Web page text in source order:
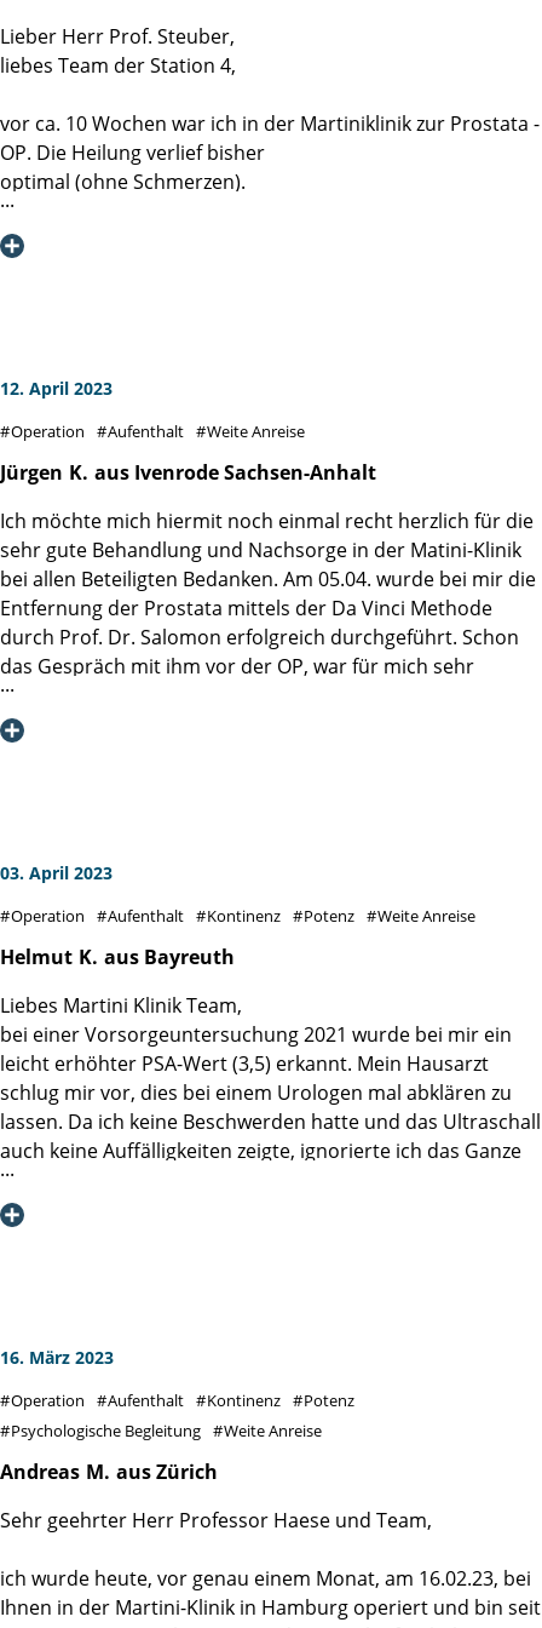
Satz kurz vor der Narkose "Ich passe auf Sie auf..." hat es
mir menschlich sehr viel leichter gemacht.
Dank an dieses außergewöhnliche Team.
Lieber Herr Prof. Steuber,
liebes Team der Station 4,
vor ca. 10 Wochen war ich in der Martiniklinik zur Prostata -
OP. Die Heilung verlief bisher
optimal (ohne Schmerzen).
Ich möchte mich bei Ihnen und Ihren Mitarbeitern sowohl
im OP, als auch auf der Station für die super Arbeit und
auch in dieser Qualität fortgeführt wird.
12. April 2023
Operation Aufenthalt Weite Anreise
Jürgen K. aus Ivenrode Sachsen-Anhalt
Ich möchte mich hiermit noch einmal recht herzlich für die
sehr gute Behandlung und Nachsorge in der Matini-Klinik
bei allen Beteiligten Bedanken. Am 05.04. wurde bei mir die
Entfernung der Prostata mittels der Da Vinci Methode
durch Prof. Dr. Salomon erfolgreich durchgeführt. Schon
das Gespräch mit ihm vor der OP, war für mich sehr
beruhigend. Unmittelbar nach der OP, rief Prof. Dr.
Salomon bei meiner Frau an und erklärte ihr kurz den
Mitarbeiter.
Martini-Klinik eine sehr gute Entscheidung war.
03. April 2023
Operation Aufenthalt Kontinenz Potenz Weite Anreise
Helmut K. aus Bayreuth
Liebes Martini Klinik Team,
bei einer Vorsorgeuntersuchung 2021 wurde bei mir ein
leicht erhöhter PSA-Wert (3,5) erkannt. Mein Hausarzt
schlug mir vor, dies bei einem Urologen mal abklären zu
lassen. Da ich keine Beschwerden hatte und das Ultraschall
auch keine Auffälligkeiten zeigte, ignorierte ich das Ganze
erst mal. Im Frühjahr 2022 suchte ich aus innerem
Unbehagen heraus (mein Vater hatte Prostatakrebs)
Anruf. Wir vereinbarten eine ambulante Biopsie in seiner
auch im Nachgang völlig unproblematisch war. Sie zeigte
aber, dass 6 von 12 Proben bösartig waren, früh erkannt
und vergleichsweise klein. Eine PET/CT in der MVZ für
begrenzte Diagnose. Die Empfehlung der radikalen
begann nun die Phase des Lesens (z. B. die Bücher der
Brüder Roth), des Recherchierens (welche Klinik,
16. März 2023
Operation Aufenthalt Kontinenz
Potenz
Psychologische Begleitung
Weite Anreise
Andreas M. aus Zürich
Sehr geehrter Herr Professor Haese und Team,
ich wurde heute, vor genau einem Monat, am 16.02.23, bei
Ihnen in der Martini-Klinik in Hamburg operiert und bin seit